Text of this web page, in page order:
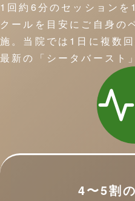
1回約6分のセッション
クールを目安にご自身の
施。当院では1日に複数
最新の「シータバースト
4〜5割